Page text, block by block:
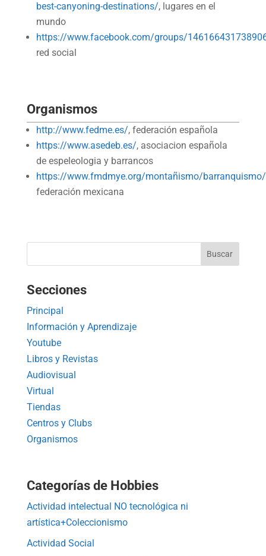
best-canyoning-destinations/, lugares en el
mundo
https://www.facebook.com/groups/
red social
Organismos
http://www.fedme.es/, federación española
https://www.asedeb.es/, asociacion española
de espeleologia y barrancos
https://www.fmdmye.org/montañismo/barranquismo/
federación mexicana
Secciones
Principal
Información y Aprendizaje
Youtube
Libros y Revistas
Audiovisual
Virtual
Tiendas
Centros y Clubs
Organismos
Categorías de Hobbies
Actividad intelectual NO tecnológica ni
artística+Coleccionismo
Actividad Social